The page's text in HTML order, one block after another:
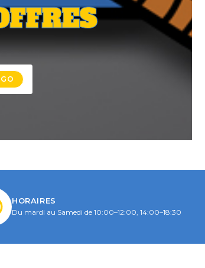
GO
HORAIRES
Du mardi au Samedi de 10:00–12:00, 14:00–18:30